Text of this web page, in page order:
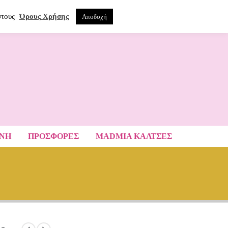
ΠΡΟΣΦΟΡΕΣ MADMIA ΚΆΛΤΣΕΣ
Όρους Χρήσης Αποδοχή